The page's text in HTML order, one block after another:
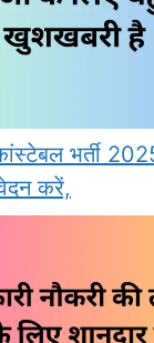
भर्ती
करें,